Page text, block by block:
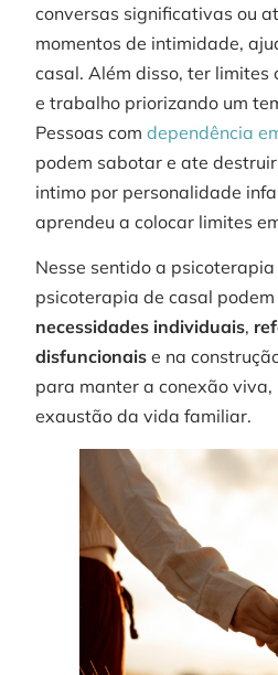
conversas significativas ou
momentos de intimidade,
casal. Além disso, ter limites
e trabalho priorizando um
Pessoas comdependência
podem sabotar e ate
intimo por personalidade
aprendeu a colocar limites
Nesse sentido a
psicoterapia de casal
necessidades individuais,
disfuncionais e na
para manter a conexão viva,
exaustão da vida familiar.